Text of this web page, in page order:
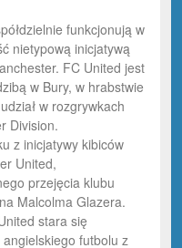
funkcjonują w
nietypową inicjatywą
FC United jest
w Bury, w hrabstwie
w rozgrywkach
Division.
z inicjatywy kibiców
United,
przejęcia klubu
Malcolma Glazera.
stara się
futbolu z